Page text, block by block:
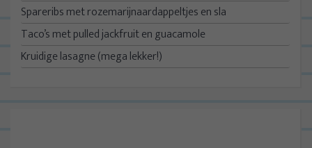
Spareribs met rozemarijnaardappeltjes en sla
Taco’s met pulled jackfruit en guacamole
Kruidige lasagne (mega lekker!)